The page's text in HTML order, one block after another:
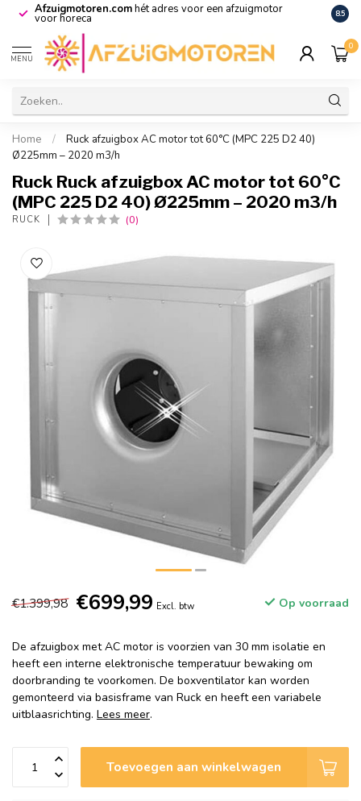
Afzuigmotoren.comhét adres voor een afzuigmotor
voor horeca De
8.5
MENU
0
Home /
Ruck afzuigbox AC motor tot 60°C (MPC 225 D2 40)
Ø225mm – 2020 m3/h
Ruck Ruck afzuigbox AC motor tot 60°C
(MPC 225 D2 40) Ø225mm – 2020 m3/h
RUCK (0)
€1.399,98 €699,99 Excl. btw Op voorraad
De afzuigbox met AC motor is voorzien van 30 mm isolatie en
heeft een interne elektronische temperatuur bewaking om
doorbranding te voorkomen. De boxventilator kan worden
gemonteerd via basisframe van Ruck en heeft een variabele
uitblaasrichting. Lees meer.
Toevoegen aan winkelwagen